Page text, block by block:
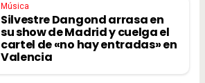
Música
Silvestre Dangond arrasa en
su show de Madrid y cuelga el
cartel de «no hay entradas» en
Valencia